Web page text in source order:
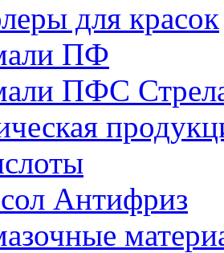
для красок
ПФ
ПФС
Антифриз